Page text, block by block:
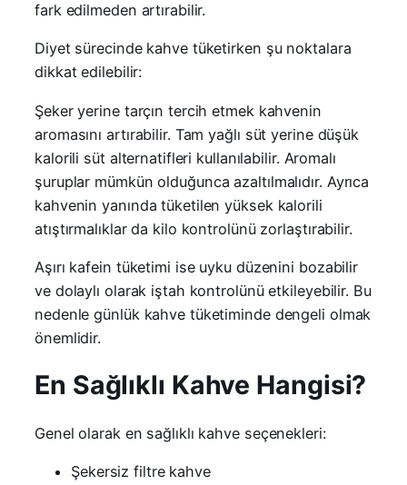
fark edilmeden artırabilir.
Diyet sürecinde kahve tüketirken şu noktalara
dikkat edilebilir:
Şeker yerine tarçın tercih etmek kahvenin
aromasını artırabilir. Tam yağlı süt yerine düşük
kalorili süt alternatifleri kullanılabilir. Aromalı
şuruplar mümkün olduğunca azaltılmalıdır. Ayrıca
kahvenin yanında tüketilen yüksek kalorili
atıştırmalıklar da kilo kontrolünü zorlaştırabilir.
Aşırı kafein tüketimi ise uyku düzenini bozabilir
ve dolaylı olarak iştah kontrolünü etkileyebilir. Bu
nedenle günlük kahve tüketiminde dengeli olmak
önemlidir.
En Sağlıklı Kahve Hangisi?
Genel olarak en sağlıklı kahve seçenekleri:
Şekersiz filtre kahve